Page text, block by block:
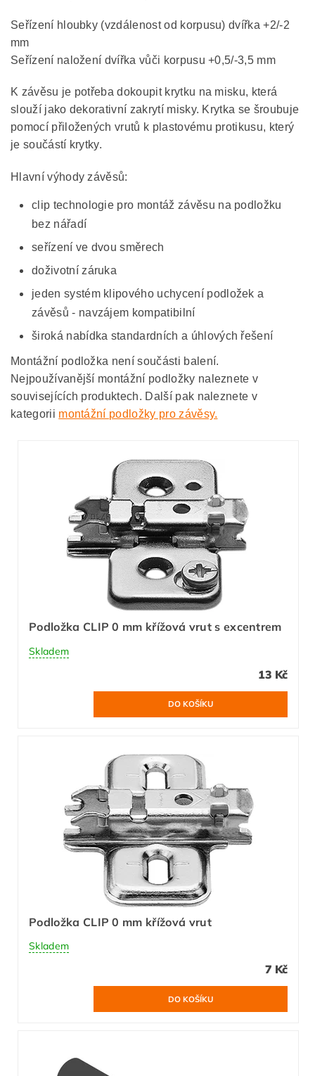
Seřízení hloubky (vzdálenost od korpusu) dvířka +2/-2
mm
Seřízení naložení dvířka vůči korpusu +0,5/-3,5 mm
K závěsu je potřeba dokoupit krytku na misku, která
slouží jako dekorativní zakrytí misky. Krytka se šroubuje
pomocí přiložených vrutů k plastovému protikusu, který
je součástí krytky.
Hlavní výhody závěsů:
clip technologie pro montáž závěsu na podložku
bez nářadí
seřízení ve dvou směrech
doživotní záruka
jeden systém klipového uchycení podložek a
závěsů - navzájem kompatibilní
široká nabídka standardních a úhlových řešení
Montážní podložka není součásti balení.
Nejpoužívanější montážní podložky naleznete v
souvisejících produktech. Další pak naleznete v
kategorii montážní podložky pro závěsy.
Podložka CLIP 0 mm křížová vrut s excentrem
Skladem
13 Kč
Podložka CLIP 0 mm křížová vrut
Skladem
7 Kč